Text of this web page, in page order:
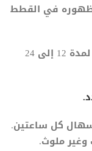
في القطط
يجب عليك تجنب إطعام قطتك أي أطعمة لمدة 12 إلى 24
كل ساعتين.
وغير ملوث.